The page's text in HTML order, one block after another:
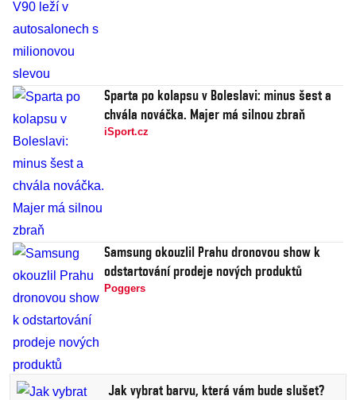
Sparta po kolapsu v Boleslavi: minus šest a
chvála nováčka. Majer má silnou zbraň
iSport.cz
Samsung okouzlil Prahu dronovou show k
odstartování prodeje nových produktů
Poggers
Jak vybrat barvu, která vám bude slušet?